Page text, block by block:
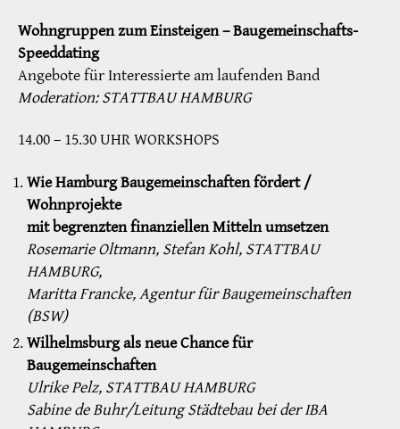
Wohngruppen zum Einsteigen – Baugemeinschafts-
Speeddating
Angebote für Interessierte am laufenden Band
Moderation: STATTBAU HAMBURG
14.00 – 15.30 UHR WORKSHOPS
Wie Hamburg Baugemeinschaften fördert /
Wohnprojekte
mit begrenzten finanziellen Mitteln umsetzen
Rosemarie Oltmann, Stefan Kohl, STATTBAU
HAMBURG,
Maritta Francke, Agentur für Baugemeinschaften
(BSW)
Wilhelmsburg als neue Chance für
Baugemeinschaften
Ulrike Pelz, STATTBAU HAMBURG
Sabine de Buhr/Leitung Städtebau bei der IBA